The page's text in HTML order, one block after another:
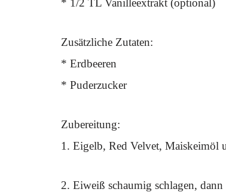
* 1/2 TL Vanilleextrakt (optional)
Zusätzliche Zutaten:
* Erdbeeren
* Puderzucker
Zubereitung:
1. Eigelb, Red Velvet, Maiskeimöl
2. Eiweiß schaumig schlagen,